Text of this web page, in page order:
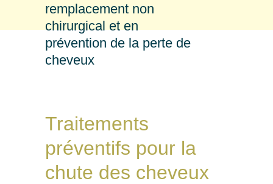
remplacement non
chirurgical et en
prévention de la perte de
cheveux
Traitements
préventifs pour la
chute des cheveux